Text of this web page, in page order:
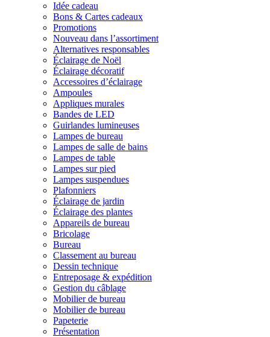
Idée cadeau
Bons & Cartes cadeaux
Promotions
Nouveau dans l’assortiment
Alternatives responsables
Éclairage de Noël
Éclairage décoratif
Accessoires d’éclairage
Ampoules
Appliques murales
Bandes de LED
Guirlandes lumineuses
Lampes de bureau
Lampes de salle de bains
Lampes de table
Lampes sur pied
Lampes suspendues
Plafonniers
Éclairage de jardin
Éclairage des plantes
Appareils de bureau
Bricolage
Bureau
Classement au bureau
Dessin technique
Entreposage & expédition
Gestion du câblage
Mobilier de bureau
Mobilier de bureau
Papeterie
Présentation